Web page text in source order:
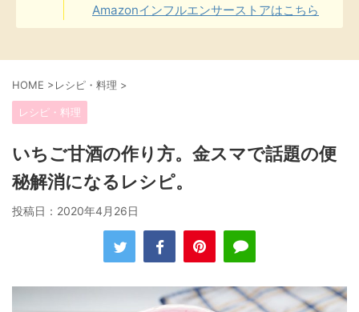
Amazonインフルエンサーストアはこちら
HOME >レシピ・料理 >
レシピ・料理
いちご甘酒の作り方。金スマで話題の便
秘解消になるレシピ。
投稿日： 2020年4月26日